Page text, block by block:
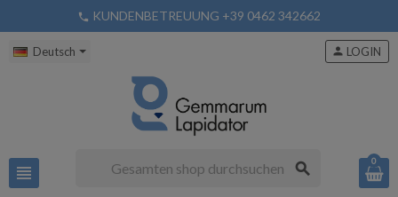
phone KUNDENBETREUUNG +39 0462 342662
Deutsch
view_headline search
person LOGIN
0